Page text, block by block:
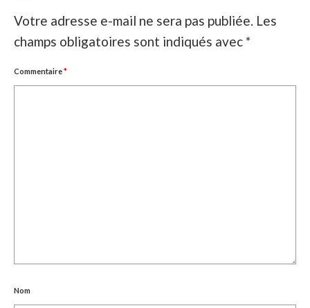
Votre adresse e-mail ne sera pas publiée. Les
champs obligatoires sont indiqués avec*
Commentaire*
Nom